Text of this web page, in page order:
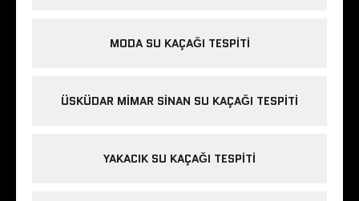
MODA SU KAÇAĞI TESPITI
ÜSKÜDAR MIMAR SINAN SU KAÇAĞI TESPITI
YAKACIK SU KAÇAĞI TESPITI